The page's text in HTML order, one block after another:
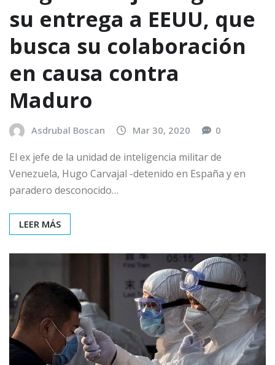
su entrega a EEUU, que
busca su colaboración
en causa contra
Maduro
Asdrubal Boscan Mar 30, 2020 0
El ex jefe de la unidad de inteligencia militar de
Venezuela, Hugo Carvajal -detenido en España y en
paradero desconocido…
LEER MÁS